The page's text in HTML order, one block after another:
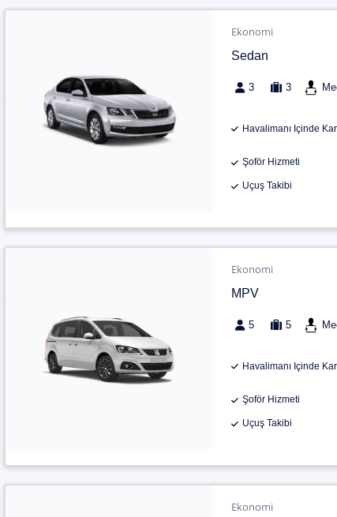
Ekonomi
Sedan
3 3
Havalimanı Içinde
Şoför Hizmeti
Uçuş Takibi
Ekonomi
MPV
5 5
Havalimanı Içinde
Şoför Hizmeti
Uçuş Takibi
Ekonomi